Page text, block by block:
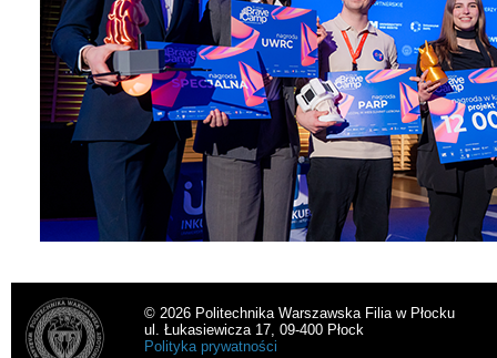
© 2026 Politechnika Warszawska Filia w Płocku
ul. Łukasiewicza 17, 09-400 Płock
Polityka prywatności